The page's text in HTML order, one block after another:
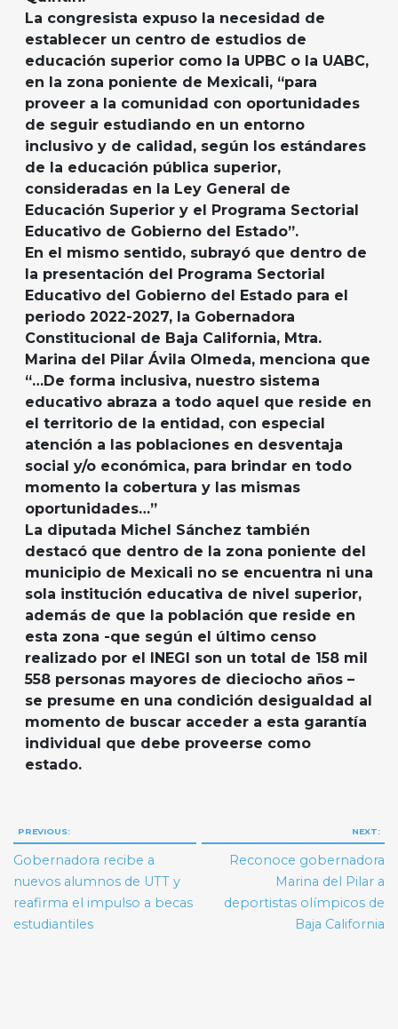
La congresista expuso la necesidad de
establecer un centro de estudios de
educación superior como la UPBC o la UABC,
en la zona poniente de Mexicali, “para
proveer a la comunidad con oportunidades
de seguir estudiando en un entorno
inclusivo y de calidad, según los estándares
de la educación pública superior,
consideradas en la Ley General de
Educación Superior y el Programa Sectorial
Educativo de Gobierno del Estado”.
En el mismo sentido, subrayó que dentro de
la presentación del Programa Sectorial
Educativo del Gobierno del Estado para el
periodo 2022-2027, la Gobernadora
Constitucional de Baja California, Mtra.
Marina del Pilar Ávila Olmeda, menciona que
“…De forma inclusiva, nuestro sistema
educativo abraza a todo aquel que reside en
el territorio de la entidad, con especial
atención a las poblaciones en desventaja
social y/o económica, para brindar en todo
momento la cobertura y las mismas
oportunidades…”
La diputada Michel Sánchez también
destacó que dentro de la zona poniente del
municipio de Mexicali no se encuentra ni una
sola institución educativa de nivel superior,
además de que la población que reside en
esta zona -que según el último censo
realizado por el INEGI son un total de 158 mil
558 personas mayores de dieciocho años –
se presume en una condición desigualdad al
momento de buscar acceder a esta garantía
individual que debe proveerse como
estado.
Navegación
de
entradas
PREVIOUS:
Gobernadora recibe a
nuevos alumnos de UTT y
reafirma el impulso a becas
estudiantiles
NEXT:
Reconoce gobernadora
Marina del Pilar a
deportistas olímpicos de
Baja California